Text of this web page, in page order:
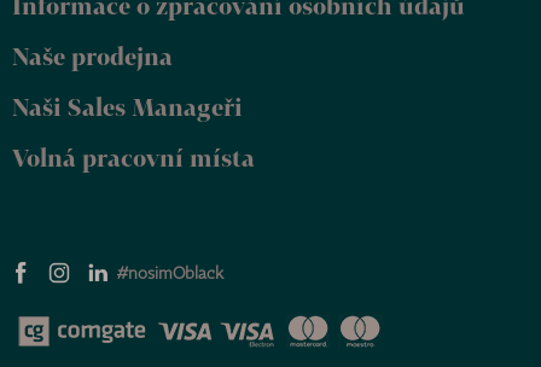
Naše prodejna
Naši Sales Manageři
Volná pracovní místa
#nosimOblack